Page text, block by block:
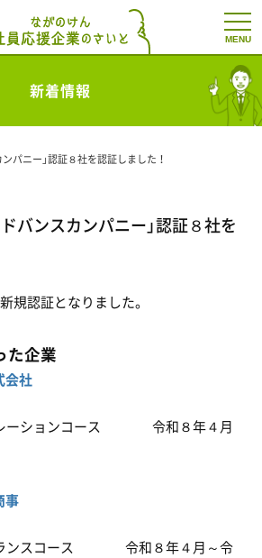
t
o
g
g
l
e
n
a
新着情報
パニー」認証８社を認証しました！
バンスカンパニー」認証８社を
規認証となりました。
た企業
会社
レーションコース 令和８年４月
事
ランスコース 令和８年４月～令